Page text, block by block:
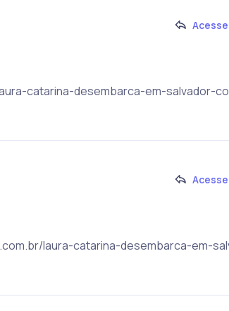
catarina-desembarca-em-salvador-
laura-catarina-desembarca-em-